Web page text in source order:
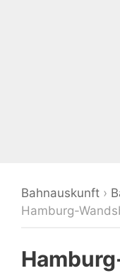
Bahnauskunft ›
Hamburg-